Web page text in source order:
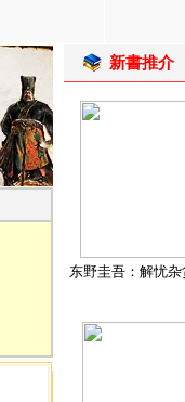
新書推介
东野圭吾：解忧杂